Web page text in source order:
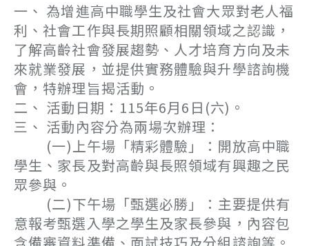
一、 為增進高中職學生及社會大眾對老人福
利、社會工作與長期照顧相關領域之認識，
了解高齡社會發展趨勢、人才培育方向及未
來就業發展，並提供實務體驗與升學諮詢機
會，特辦理旨揭活動。
二、 活動日期：115年6月6日(六)。
三、 活動內容分為兩場次辦理：
(一)上午場「精彩體驗」：開放高中職
學生、家長及對高齡與長照領域有興趣之民
眾參與。
(二)下午場「甄選必勝」：主要提供有
意報考甄選入學之學生及家長參與，內容包